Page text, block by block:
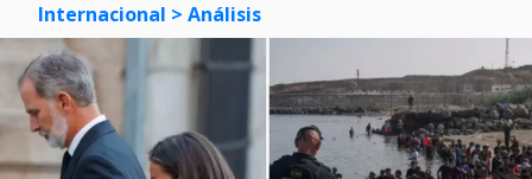
Internacional > Análisis